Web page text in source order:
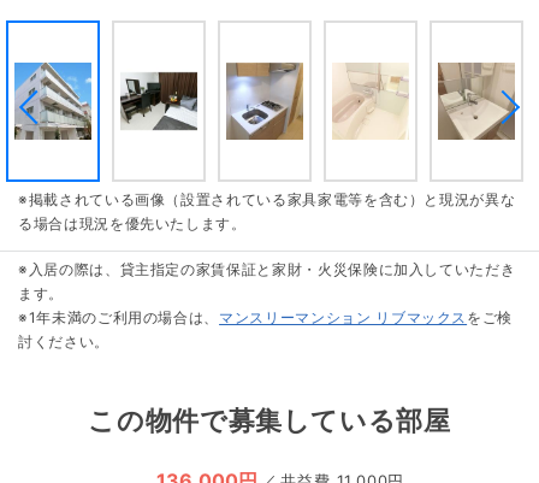
※掲載されている画像（設置されている家具家電等を含む）と現況が異な
る場合は現況を優先いたします。
※入居の際は、貸主指定の家賃保証と家財・火災保険に加入していただき
ます。
※1年未満のご利用の場合は、 マンスリーマンション リブマックス をご検
討ください。
この物件で募集している部屋